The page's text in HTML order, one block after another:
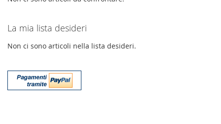
La mia lista desideri
Non ci sono articoli nella lista desideri.